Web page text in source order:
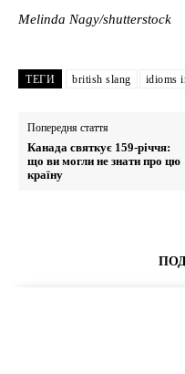
Melinda Nagy/shutterstock
ТЕГИ british slang idioms
Попередня стаття
Канада святкує 159-річчя:
що ви могли не знати про цю
країну